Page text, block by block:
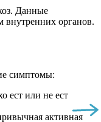
Данные
внутренних органов.
симптомы:
ест или не ест
активная